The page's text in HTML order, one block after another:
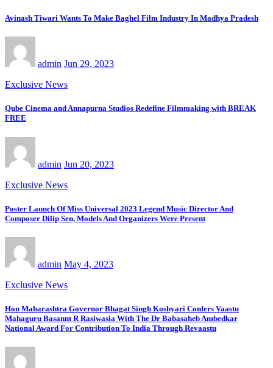
Avinash Tiwari Wants To Make Baghel Film Industry In Madhya Pradesh
admin Jun 29, 2023
Exclusive News
Qube Cinema and Annapurna Studios Redefine Filmmaking with BREAK
FREE
admin Jun 20, 2023
Exclusive News
Poster Launch Of Miss Universal 2023 Legend Music Director And
Composer Dilip Sen, Models And Organizers Were Present
admin May 4, 2023
Exclusive News
Hon Maharashtra Governor Bhagat Singh Koshyari Confers Vaastu
Mahaguru Basannt R Rasiwasia With The Dr Babasaheb Ambedkar
National Award For Contribution To India Through Revaastu